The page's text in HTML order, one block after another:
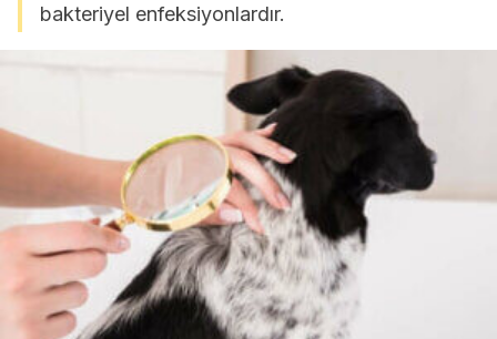
bakteriyel enfeksiyonlardır.